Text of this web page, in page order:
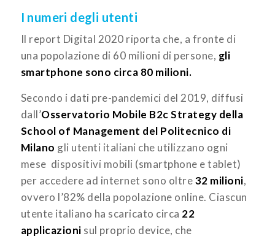
I numeri degli utenti
Il report Digital 2020 riporta che, a fronte di
una popolazione di 60 milioni di persone, gli
smartphone sono circa 80 milioni.
Secondo i dati pre-pandemici del 2019, diffusi
dall’Osservatorio Mobile B2c Strategy della
School of Management del Politecnico di
Milano gli utenti italiani che utilizzano ogni
mese dispositivi mobili (smartphone e tablet)
per accedere ad internet sono oltre32 milioni,
ovvero l’82% della popolazione online. Ciascun
utente italiano ha scaricato circa 22
applicazioni sul proprio device, che